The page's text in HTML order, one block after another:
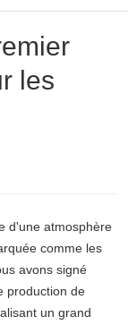
Hwyaa
les
d'une atmosphère
comme les
avons signé
production de
un grand